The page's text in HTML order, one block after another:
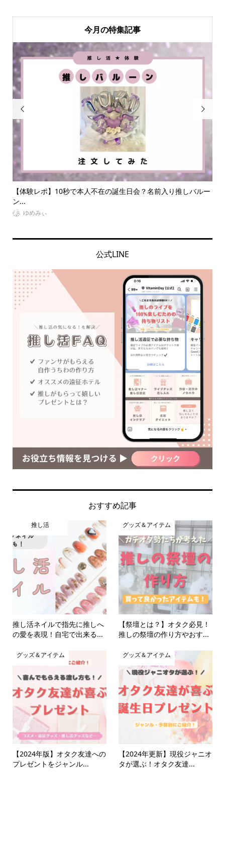
今月の特集記事

名前入り推しバルー 【体験談】夜行バスで遠征！快適高速バスVIP

公式LINE
おすすめ記事
推し活
推し活ネイルで指先に推しへ
の愛を表現！自宅で出来る...
グッズ＆アイテム
【祭壇とは？】オタク必見！
推しの祭壇の作り方やおす...
グッズ＆アイテム
【2024年版】オタク友達への
プレゼントをジャンル...
グッズ＆アイテム
【2024年更新】現役ジャニオ
タが選ぶ！オタク友達...